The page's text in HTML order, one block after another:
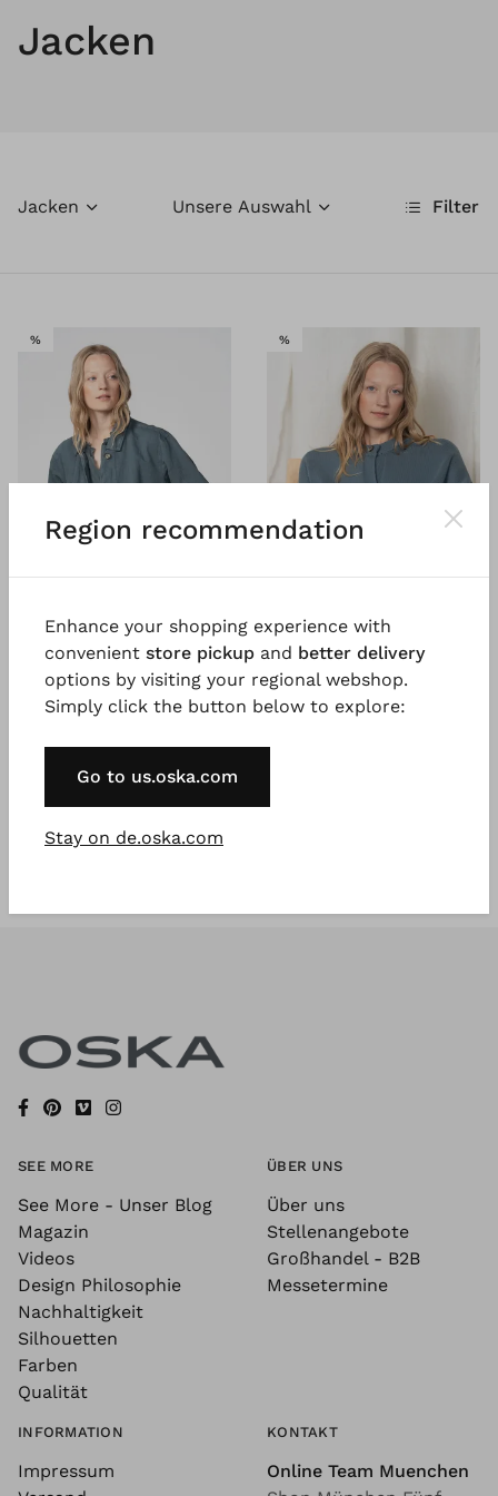
Jacken
Jacken Filter
Unsere Auswahl
%SALE
ISCHIKO ® Jacke 603
Baumwoll-Hanf Chevron
€ 173,00
€ 289,00
3 - 7 Tage
%SALE
ISCHIKO Jacke 602
Baumwoll Mischung in
Grobstrick
€ 131,00
SEE MORE
See More - Unser Blog
Magazin
Videos
Design Philosophie
Nachhaltigkeit
Silhouetten
Farben
Qualität
ÜBER UNS
Über uns
Stellenangebote
Großhandel - B2B
Messetermine
INFORMATION
Impressum
KONTAKT
Online Team Muenchen
Region recommendation
Enhance your shopping experience with
convenient store pickup and better delivery
options by visiting your regional webshop.
Simply click the button below to explore:
Go to us.oska.com
Stay on de.oska.com